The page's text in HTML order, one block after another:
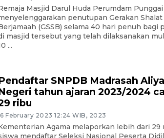
Masjid Darul Huda Perumdam Punggai
penutupan Gerakan Shalat
(GSSB) selama 40 hari penuh bagi
masjid tersebut yang telah dilaksanakan
...
SNPDB Madrasah
tahun ajaran 2023/2024
ribu
February 2023 12:24 WIB, 2023
Agama melaporkan lebih dari 29